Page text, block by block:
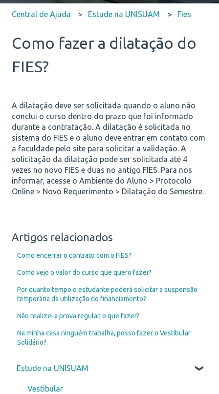
Central de Ajuda Estude na UNISUAM Fies
Como fazer a dilatação do
FIES?
A dilatação deve ser solicitada quando o aluno não
conclui o curso dentro do prazo que foi informado
durante a contratação. A dilatação é solicitada no
sistema do FIES e o aluno deve entrar em contato com
a faculdade pelo site para solicitar a validação. A
solicitação da dilatação pode ser solicitada até 4
vezes no novo FIES e duas no antigo FIES. Para nos
informar, acesse o Ambiente do Aluno > Protocolo
Online > Novo Requerimento > Dilatação do Semestre.
Artigos relacionados
Como encerrar o contrato com o FIES?
Como vejo o valor do curso que quero fazer?
Por quanto tempo o estudante poderá solicitar a suspensão
temporária da utilização do financiamento?
Não realizei a prova regular, o que fazer?
Na minha casa ninguém trabalha, posso fazer o Vestibular
Solidário?
Estude na UNISUAM
Vestibular